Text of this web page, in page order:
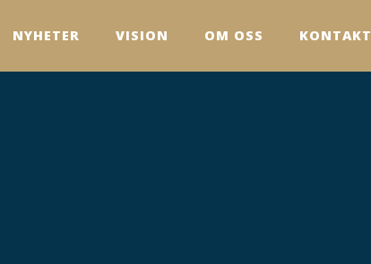
NYHETER VISION OM OSS KONTAKT